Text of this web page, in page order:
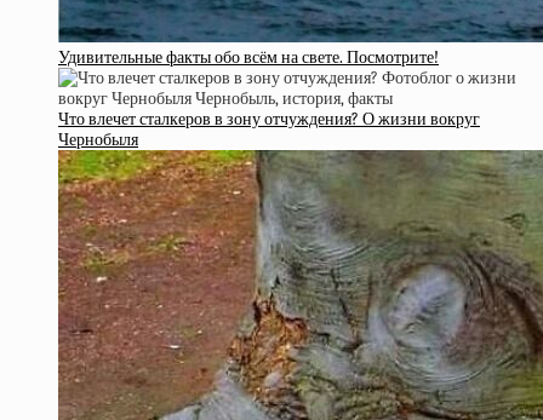
Удивительные факты обо всём на свете. Посмотрите!
Что влечет сталкеров в зону отчуждения? О жизни вокруг
Чернобыля